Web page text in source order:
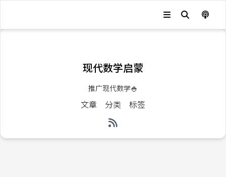
现代数学启蒙
推广现代数学🍚
文章 分类 标签